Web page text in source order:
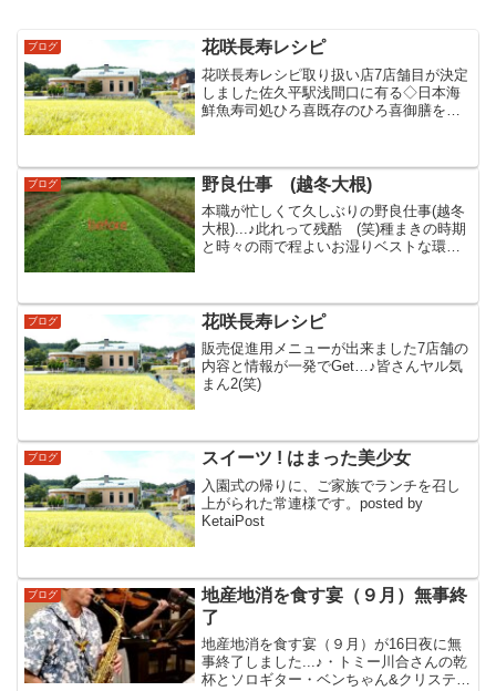
ブログ 花咲長寿レシピ
花咲長寿レシピ取り扱い店7店舗目が決定
しました佐久平駅浅間口に有る◇日本海
鮮魚寿司処ひろ喜既存のひろ喜御膳を少
ブログ 野良仕事 (越冬大根)
本職が忙しくて久しぶりの野良仕事(越冬
大根)...♪︎此れって残酷 (笑)種まきの時期
と時々の雨で程よいお湿りベストな環境
今週の定休日でした
ブログ 花咲長寿レシピ
販売促進用メニューが出来ました7店舗の
内容と情報が一発でGet…♪皆さんヤル気
まん2(笑)
ブログ スイーツ ! はまった美少女
入園式の帰りに、ご家族でランチを召し
上がられた常連様です。posted by
KetaiPost
ブログ
地産地消を食す宴（９月）無事終
了
地産地消を食す宴（９月）が16日夜に無
事終了しました...♪︎・トミー川合さんの乾
杯とソロギター・ベンちゃん&クリステル